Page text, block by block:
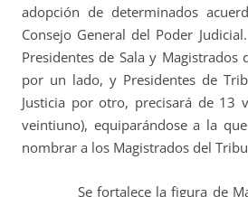
adopción de determinados
Consejo General del Poder
Presidentes de Sala y Magistrados
por un lado, y Presidentes de
Justicia por otro, precisará de 13
veintiuno), equiparándose a la
nombrar a los Magistrados del
Se fortalece la figura de